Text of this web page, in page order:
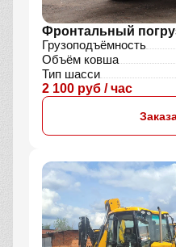
Фронтальный
Грузоподъёмность
Объём ковша
Тип шасси
2 100 руб / час